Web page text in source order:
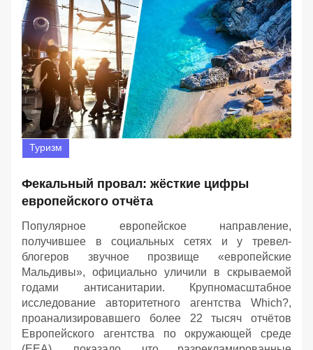
Туризм
Фекальный провал: жёсткие цифры
европейского отчёта
Популярное европейское направление,
получившее в социальных сетях и у тревел-
блогеров звучное прозвище «европейские
Мальдивы», официально уличили в скрываемой
годами антисанитарии. Крупномасштабное
исследование авторитетного агентства Which?,
проанализировавшего более 22 тысяч отчётов
Европейского агентства по окружающей среде